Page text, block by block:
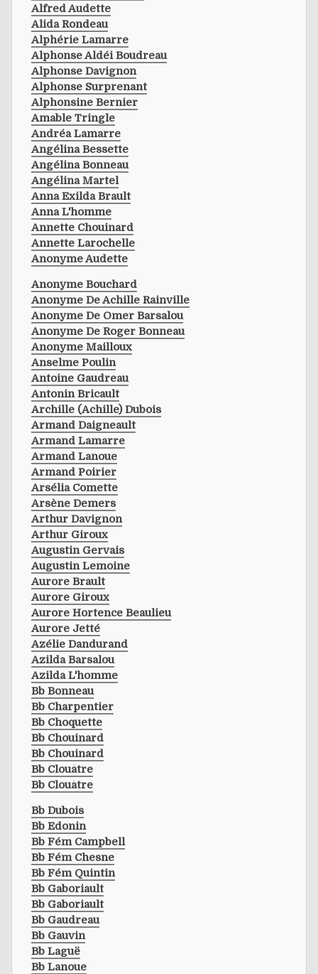
Alfred Audette
Alida Rondeau
Alphérie Lamarre
Alphonse Aldéi Boudreau
Alphonse Davignon
Alphonse Surprenant
Alphonsine Bernier
Amable Tringle
Andréa Lamarre
Angélina Bessette
Angélina Bonneau
Angélina Martel
Anna Exilda Brault
Anna L'homme
Annette Chouinard
Annette Larochelle
Anonyme Audette
Anonyme Bouchard
Anonyme De Achille Rainville
Anonyme De Omer Barsalou
Anonyme De Roger Bonneau
Anonyme Mailloux
Anselme Poulin
Antoine Gaudreau
Antonin Bricault
Archille (achille) Dubois
Armand Daigneault
Armand Lamarre
Armand Lanoue
Armand Poirier
Arsélia Comette
Arsène Demers
Arthur Davignon
Arthur Giroux
Augustin Gervais
Augustin Lemoine
Aurore Brault
Aurore Giroux
Aurore Hortence Beaulieu
Aurore Jetté
Azélie Dandurand
Azilda Barsalou
Azilda L'homme
Bb Bonneau
Bb Charpentier
Bb Choquette
Bb Chouinard
Bb Chouinard
Bb Clouâtre
Bb Clouâtre
Bb Dubois
Bb Edonin
Bb Fém Campbell
Bb Fém Chesne
Bb Fém Quintin
Bb Gaboriault
Bb Gaboriault
Bb Gaudreau
Bb Gauvin
Bb Laguë
Bb Lanoue